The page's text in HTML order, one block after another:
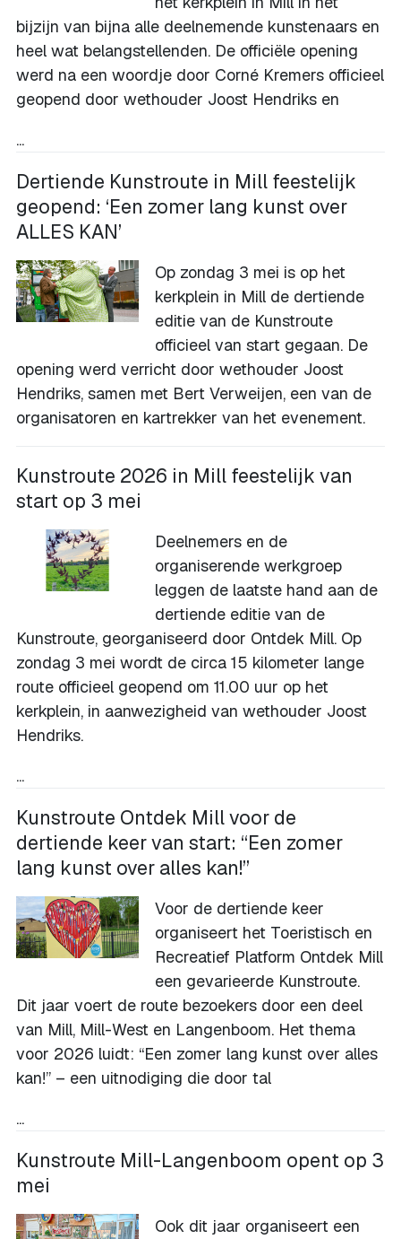
bijzijn van bijna alle deelnemende kunstenaars en
heel wat belangstellenden. De officiële opening
werd na een woordje door Corné Kremers officieel
geopend door wethouder Joost Hendriks en
...
Dertiende Kunstroute in Mill feestelijk
geopend: ‘Een zomer lang kunst over
ALLES KAN’
Op zondag 3 mei is op het
kerkplein in Mill de dertiende
editie van de Kunstroute
officieel van start gegaan. De
opening werd verricht door wethouder Joost
Hendriks, samen met Bert Verweijen, een van de
organisatoren en kartrekker van het evenement.
Kunstroute 2026 in Mill feestelijk van
start op 3 mei
Deelnemers en de
organiserende werkgroep
leggen de laatste hand aan de
dertiende editie van de
Kunstroute, georganiseerd door Ontdek Mill. Op
zondag 3 mei wordt de circa 15 kilometer lange
route officieel geopend om 11.00 uur op het
kerkplein, in aanwezigheid van wethouder Joost
Hendriks.
...
Kunstroute Ontdek Mill voor de
dertiende keer van start: “Een zomer
lang kunst over alles kan!”
Voor de dertiende keer
organiseert het Toeristisch en
Recreatief Platform Ontdek Mill
een gevarieerde Kunstroute.
Dit jaar voert de route bezoekers door een deel
van Mill, Mill-West en Langenboom. Het thema
voor 2026 luidt: “Een zomer lang kunst over alles
kan!” – een uitnodiging die door tal
...
Kunstroute Mill-Langenboom opent op 3
mei
Ook dit jaar organiseert een